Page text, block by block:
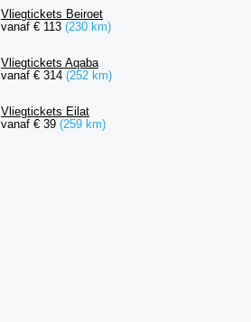
Vliegtickets Beiroet
vanaf € 113 (230 km)
Vliegtickets Aqaba
vanaf € 314 (252 km)
Vliegtickets Eilat
vanaf € 39 (259 km)